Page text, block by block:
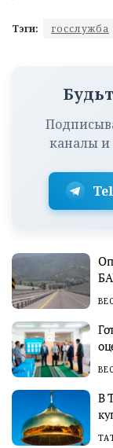
Тэги: госслужба
каналы и
В